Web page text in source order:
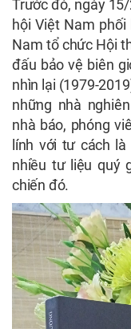
Trước đó, ngày
hội Việt Nam
Nam tổ chức Hội
đấu bảo vệ biên
nhìn lại (1979-
những nhà
nhà báo, phóng
lính với tư cách
nhiều tư liệu quý
chiến đó.